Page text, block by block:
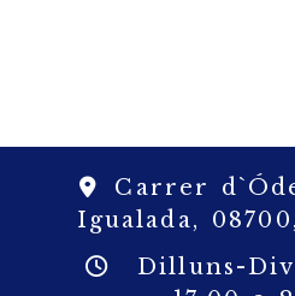
Carrer
Igualada,
Dilluns-